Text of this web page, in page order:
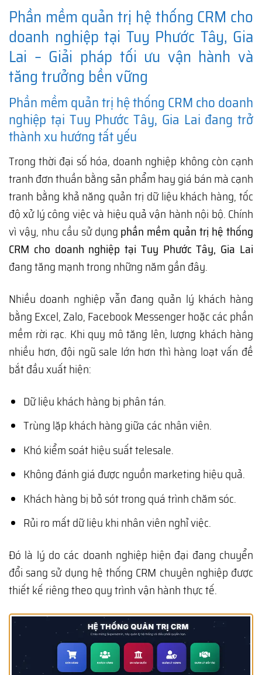
Phần mềm quản trị hệ thống CRM cho
doanh nghiệp tại Tuy Phước Tây, Gia
Lai – Giải pháp tối ưu vận hành và
tăng trưởng bền vững
Phần mềm quản trị hệ thống CRM cho doanh
nghiệp tại Tuy Phước Tây, Gia Lai đang trở
thành xu hướng tất yếu
Trong thời đại số hóa, doanh nghiệp không còn cạnh
tranh đơn thuần bằng sản phẩm hay giá bán mà cạnh
tranh bằng khả năng quản trị dữ liệu khách hàng, tốc
độ xử lý công việc và hiệu quả vận hành nội bộ. Chính
vì vậy, nhu cầu sử dụng phần mềm quản trị hệ thống
CRM cho doanh nghiệp tại Tuy Phước Tây, Gia Lai
đang tăng mạnh trong những năm gần đây.
Nhiều doanh nghiệp vẫn đang quản lý khách hàng
bằng Excel, Zalo, Facebook Messenger hoặc các phần
mềm rời rạc. Khi quy mô tăng lên, lượng khách hàng
nhiều hơn, đội ngũ sale lớn hơn thì hàng loạt vấn đề
bắt đầu xuất hiện:
Dữ liệu khách hàng bị phân tán.
Trùng lặp khách hàng giữa các nhân viên.
Khó kiểm soát hiệu suất telesale.
Không đánh giá được nguồn marketing hiệu quả.
Khách hàng bị bỏ sót trong quá trình chăm sóc.
Rủi ro mất dữ liệu khi nhân viên nghỉ việc.
Đó là lý do các doanh nghiệp hiện đại đang chuyển
đổi sang sử dụng hệ thống CRM chuyên nghiệp được
thiết kế riêng theo quy trình vận hành thực tế.